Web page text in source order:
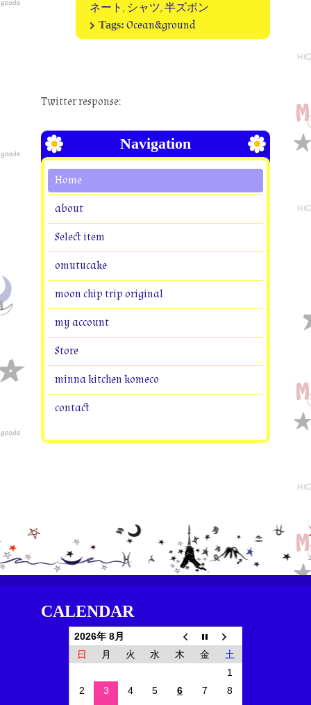
ネート, シャツ,半ズボン
Tags: Ocean&ground
Twitter response:
Navigation
Home
about
Select item
omutucake
moon chip trip original
my account
Store
minna kitchen komeco
contact
CALENDAR
2026年 8月
日
月 火 水 木 金
土
1
2
3 4 5 6 7
8